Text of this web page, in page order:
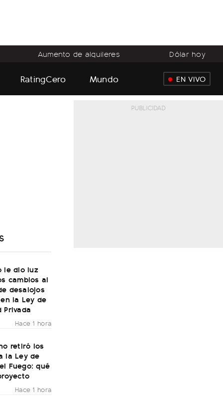
Aumento de alquileres Dólar hoy
RatingCero Mundo EN VIVO
le dio luz
cambios al
desalojos
la Ley de
Privada
Hace 1 hora
retiró los
la Ley de
Fuego: qué
Hace 1 hora